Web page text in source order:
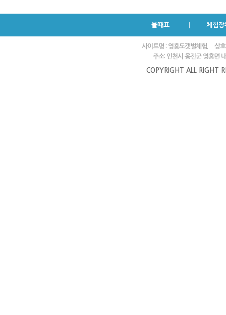
물때표 체험장
사이트명 : 영흥도갯벌체험.
상
주소: 인천시 옹진군 영흥면
COPYRIGHT ALL RIGHT